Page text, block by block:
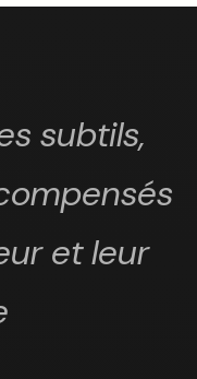
subtils,
et leur